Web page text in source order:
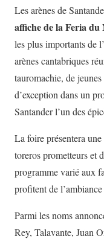
Les arènes de
affiche de la Feria du
les plus importants de
arènes cantabriques
tauromachie, de
d’exception dans un
Santander l’un des
La foire présentera
toreros prometteurs et
programme varié aux
profitent de
Parmi les noms
Rey, Talavante, Juan